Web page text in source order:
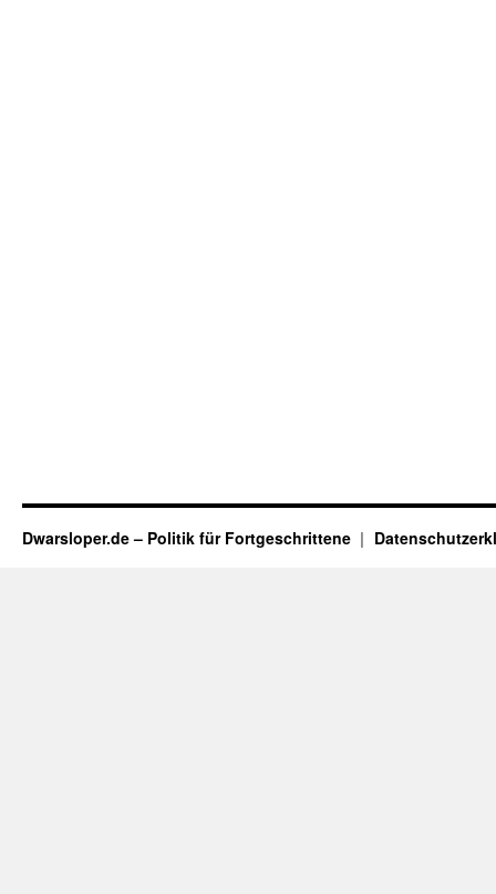
Dwarsloper.de – Politik für Fortgeschrittene